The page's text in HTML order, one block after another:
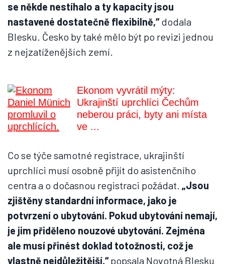
se někde nestíhalo a ty kapacity jsou
nastavené dostatečně flexibilně,“dodala
Blesku. Česko by také mělo být po revizi jednou
z nejzatíženějších zemí.
Ekonom vyvrátil mýty:
Ukrajinští uprchlíci Čechům
neberou práci, byty ani místa
ve ...
Co se týče samotné registrace, ukrajinští
uprchlíci musí osobně přijít do asistenčního
centra a o dočasnou registraci požádat. „Jsou
zjištěny standardní informace, jako je
potvrzení o ubytování. Pokud ubytování nemají,
je jim přiděleno nouzové ubytování. Zejména
ale musí přinést doklad totožnosti, což je
vlastně nejdůležitější,“popsala Novotná Blesku